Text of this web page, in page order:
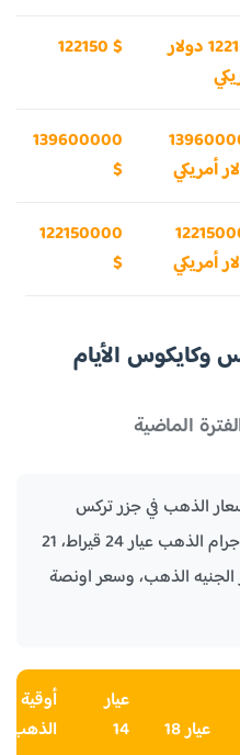
122150 دولار
122150 $
أمريكي
139600000
$
أمريكي
122150000
$
وكايكوس الأيام
الماضية
الذهب في جزر تركس
وكايكوس الأيام السابقة لكل من جرام الذهب عيار 24 قيراط، 21
سعر الجنيه الذهب، وسعر اونصة
عيار 18
عيار
14
أوقية
الذهب